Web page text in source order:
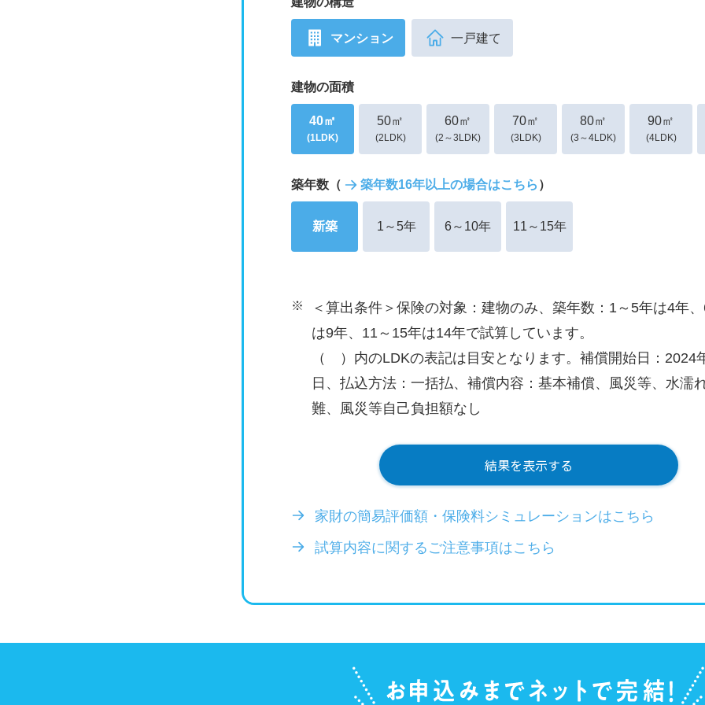
マンション 一戸建て
建物の面積
40㎡
(1LDK)
50㎡
(2LDK)
60㎡
(2～3LDK)
70㎡
(3LDK)
80㎡
(3～4LDK)
90㎡
(4LDK)
築年数（ 築年数16年以上の場合はこちら ）
新築 1～5年 6～10年 11～15年
※
＜算出条件＞保険の対象：建物のみ、築年数：1～5年は4年
は9年、11～15年は14年で試算しています。
（ ）内のLDKの表記は目安となります。補償開始日：2024
日、払込方法：一括払、補償内容：基本補償、風災等、水濡
難、風災等自己負担額なし
結果を表示する
家財の簡易評価額・保険料シミュレーションはこちら
試算内容に関するご注意事項はこちら